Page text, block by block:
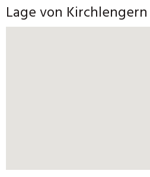
Lage von Kirchlengern